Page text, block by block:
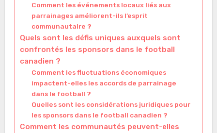
Comment les événements locaux liés aux
parrainages améliorent-ils l’esprit
communautaire ?
Quels sont les défis uniques auxquels sont
confrontés les sponsors dans le football
canadien ?
Comment les fluctuations économiques
impactent-elles les accords de parrainage
dans le football ?
Quelles sont les considérations juridiques pour
les sponsors dans le football canadien ?
Comment les communautés peuvent-elles